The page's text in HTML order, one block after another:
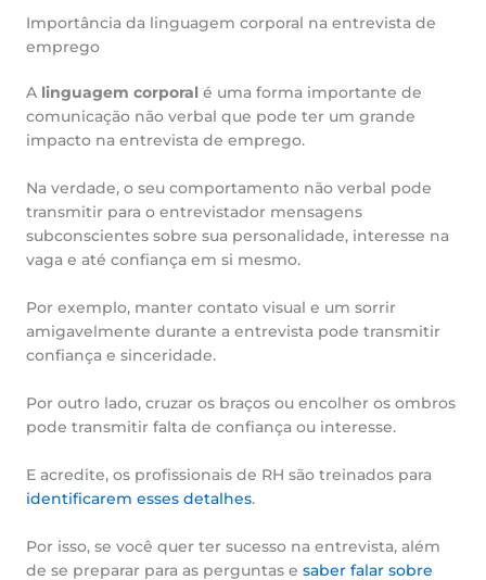
Importância da linguagem corporal na entrevista de
emprego
A linguagem corporal é uma forma importante de
comunicação não verbal que pode ter um grande
impacto na entrevista de emprego.
Na verdade, o seu comportamento não verbal pode
transmitir para o entrevistador mensagens
subconscientes sobre sua personalidade, interesse na
vaga e até confiança em si mesmo.
Por exemplo, manter contato visual e um sorrir
amigavelmente durante a entrevista pode transmitir
confiança e sinceridade.
Por outro lado, cruzar os braços ou encolher os ombros
pode transmitir falta de confiança ou interesse.
E acredite, os profissionais de RH são treinados para
identificarem esses detalhes.
Por isso, se você quer ter sucesso na entrevista, além
de se preparar para as perguntas e saber falar sobre